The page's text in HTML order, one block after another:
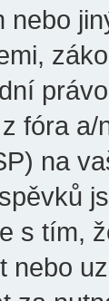
nebo
fóra a/
na
s tím,
nebo